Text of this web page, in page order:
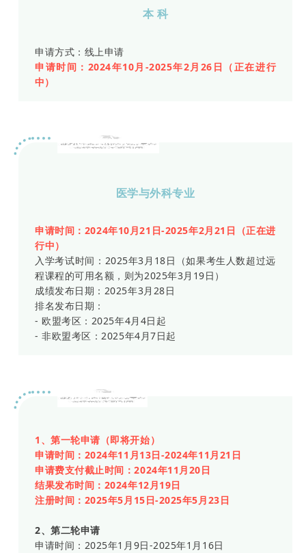
本 科
申请方式： 线上申请
申请时间：2024年10月-2025年2月26日（正在进行
中）
米兰圣心大学
医学与外科专业
申请时间：2024年10月21日-2025年2月21日
（正在进
行中）
入学考试时间：2025年3月18日（如果考生人数超过远
程课程的可用名额，则为2025年3月19日）
成绩发布日期：2025年3月28日
排名发布日期：
- 欧盟考区：2025年4月4日起
- 非欧盟考区：2025年4月7日起
帕维亚大学
1、第一轮申请（即将开始）
申请时间：2024年11月13日-2024年11月21日
申请费支付截止时间：2024年11月20日
结果发布时间：2024年12月19日
注册时间：2025年5月15日-2025年5月23日
2、第二轮申请
申请时间：2025年1月9日-2025年1月16日